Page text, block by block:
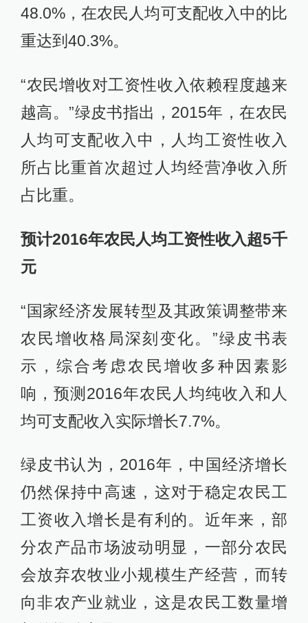
48.0%，在农民人均可支配收入中的比
重达到40.3%。
“农民增收对工资性收入依赖程度越来
越高。”绿皮书指出，2015年，在农民
人均可支配收入中，人均工资性收入
所占比重首次超过人均经营净收入所
占比重。
预计2016年农民人均工资性收入超5千
元
“国家经济发展转型及其政策调整带来
农民增收格局深刻变化。”绿皮书表
示，综合考虑农民增收多种因素影
响，预测2016年农民人均纯收入和人
均可支配收入实际增长7.7%。
绿皮书认为，2016年，中国经济增长
仍然保持中高速，这对于稳定农民工
工资收入增长是有利的。近年来，部
分农产品市场波动明显，一部分农民
会放弃农牧业小规模生产经营，而转
向非农产业就业，这是农民工数量增